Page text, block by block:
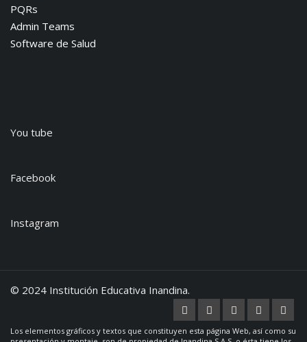
PQRs
Admin Teams
Software de Salud
You tube
Facebook
Instagram
© 2024 Institución Educativa Inandina.
Los elementos gráficos y textos que constituyen esta página Web, así como su